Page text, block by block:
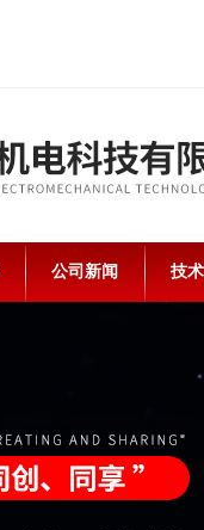
公司新闻 技